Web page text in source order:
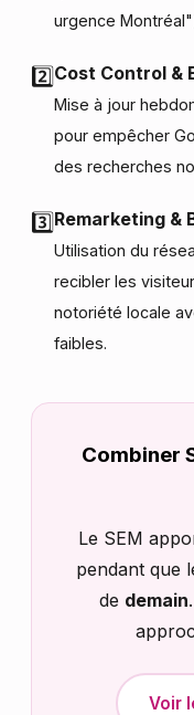
urgence
2️⃣Cost Control &
Mise à jour
pour empêcher
des recherches
3️⃣Remarketing &
Utilisation du
recibler les
notoriété locale
faibles.
Combiner
Le SEM
pendant que
de demain
Voir